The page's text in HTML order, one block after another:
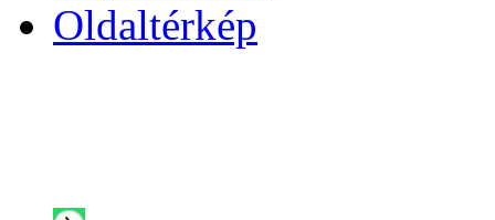
Oldaltérkép